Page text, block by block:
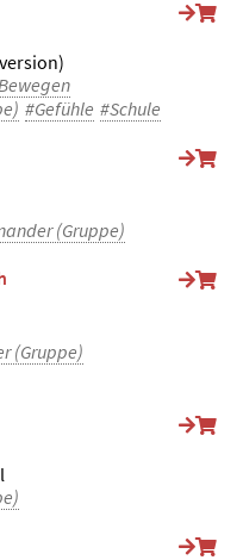
#Gefühle #Schule
(Gruppe)
(Gruppe)